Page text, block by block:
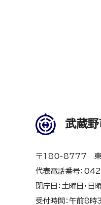
武蔵
〒180-8777 東
代表電話番号：
閉庁日：土曜日・
受付時間：午前8